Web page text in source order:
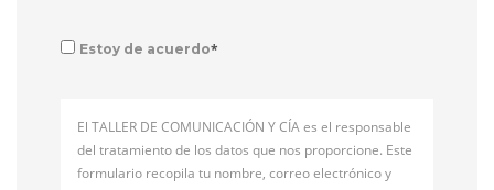
Estoy de acuerdo*
El TALLER DE COMUNICACIÓN Y CÍA es el responsable
del tratamiento de los datos que nos proporcione. Este
formulario recopila tu nombre, correo electrónico y